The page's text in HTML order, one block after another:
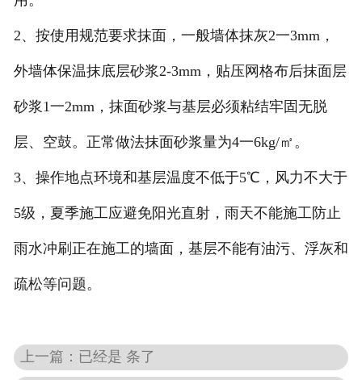
2、按使用规范要求抹面，一般墙体抹灰2一3mm，
外墙体保温抹底层砂浆2-3mm，贴压网格布后抹面层
砂浆1一2mm，抹面砂浆与基层必须粘结牢固无脱
层、空鼓。正常做法抹面砂浆量为4一6kg/㎡。
3、操作地点环境和基层温度不低于5℃，风力不大于
5级，夏季施工应避免阳光直射，雨天不能施工防止
雨水冲刷正在施工的墙面，基层不能有油污、浮灰和
疏松等问题。
上一篇：已经是 条了